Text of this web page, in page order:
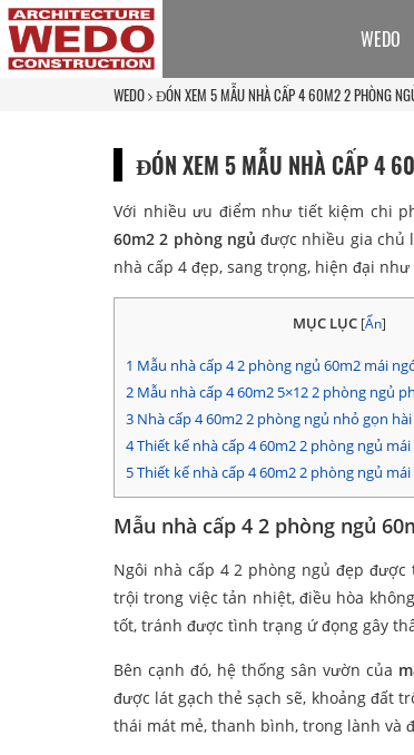
WEDO ĐÓN XEM 5 MẪU NHÀ CẤP 4 60M2 2 PHÒNG
ĐÓN XEM 5 MẪU NHÀ CẤP 4
Với nhiều ưu điểm như tiết kiệm chi
60m2 2 phòng ngủ được nhiều gia chủ
nhà cấp 4 đẹp, sang trọng, hiện đại như
MỤC LỤC [Ẩn]
1 Mẫu nhà cấp 4 2 phòng ngủ 60m2 mái
2 Mẫu nhà cấp 4 60m2 5×12 2 phòng ngủ
3 Nhà cấp 4 60m2 2 phòng ngủ nhỏ gọn
4Thiết kế nhà cấp 4 60m2 2 phòng ngủ
5Thiết kế nhà cấp 4 60m2 2 phòng ngủ
Mẫu nhà cấp 4 2 phòng ngủ
Ngôi nhà cấp 4 2 phòng ngủ đẹp
trội trong việc tản nhiệt, điều hòa
tốt, tránh được tình trạng ứ đọng gây
Bên cạnh đó, hệ thống sân vườn của
được lát gạch thẻ sạch sẽ, khoảng đất
thái mát mẻ, thanh bình, trong lành và
WEDO